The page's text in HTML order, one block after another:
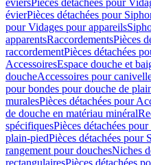
éviersPièces détachées pour
évierPièces détachées pour
pour Vidages pour appareils
apparentsRaccordementsPièces
raccordementPièces détachées
AccessoiresEspace douche et
doucheAccessoires pour
pour bondes pour douche de
muralesPièces détachées pour
de douche en matériau minéral
spécifiquesPièces détachées
plain-piedPièces détachées pour
rangement pour douchesNiches
rectangulairesPièces détachées